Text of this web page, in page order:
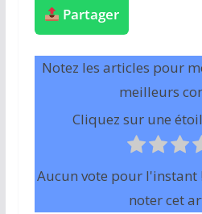
Partager
Notez les articles pour
meilleurs
Cliquez sur une
Aucun vote pour l'instant
noter cet